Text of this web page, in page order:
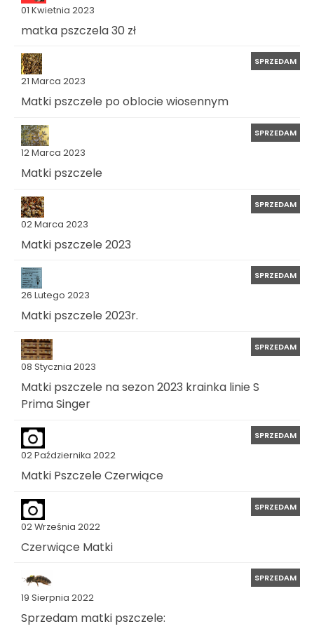
01 Kwietnia 2023
matka pszczela 30 zł
21 Marca 2023
SPRZEDAM
Matki pszczele po oblocie wiosennym
12 Marca 2023
SPRZEDAM
Matki pszczele
02 Marca 2023
SPRZEDAM
Matki pszczele 2023
26 Lutego 2023
SPRZEDAM
Matki pszczele 2023r.
08 Stycznia 2023
SPRZEDAM
Matki pszczele na sezon 2023 krainka linie S
Prima Singer
02 Października 2022
SPRZEDAM
Matki Pszczele Czerwiące
02 Września 2022
SPRZEDAM
Czerwiące Matki
19 Sierpnia 2022
SPRZEDAM
Sprzedam matki pszczele: